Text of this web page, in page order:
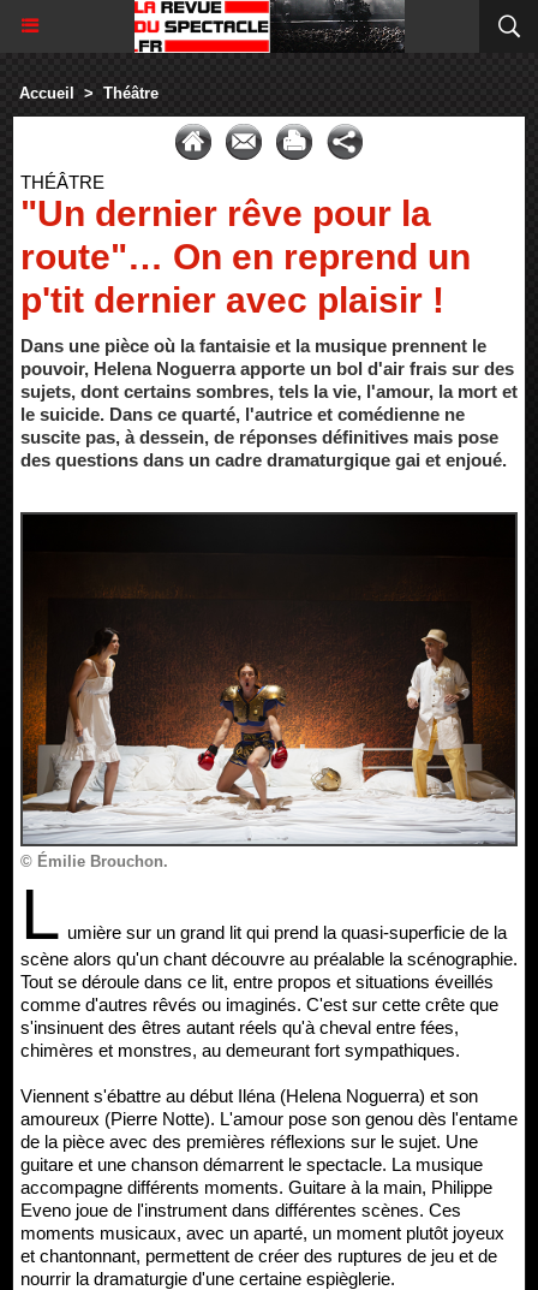
Accueil > Théâtre
THÉÂTRE
"Un dernier rêve pour la
route"… On en reprend un
p'tit dernier avec plaisir !
Dans une pièce où la fantaisie et la musique prennent le
pouvoir, Helena Noguerra apporte un bol d'air frais sur des
sujets, dont certains sombres, tels la vie, l'amour, la mort et
le suicide. Dans ce quarté, l'autrice et comédienne ne
suscite pas, à dessein, de réponses définitives mais pose
des questions dans un cadre dramaturgique gai et enjoué.
© Émilie Brouchon.
L umière sur un grand lit qui prend la quasi-superficie de la
scène alors qu'un chant découvre au préalable la scénographie.
Tout se déroule dans ce lit, entre propos et situations éveillés
comme d'autres rêvés ou imaginés. C'est sur cette crête que
s'insinuent des êtres autant réels qu'à cheval entre fées,
chimères et monstres, au demeurant fort sympathiques.
Viennent s'ébattre au début Iléna (Helena Noguerra) et son
amoureux (Pierre Notte). L'amour pose son genou dès l'entame
de la pièce avec des premières réflexions sur le sujet. Une
guitare et une chanson démarrent le spectacle. La musique
accompagne différents moments. Guitare à la main, Philippe
Eveno joue de l'instrument dans différentes scènes. Ces
moments musicaux, avec un aparté, un moment plutôt joyeux
et chantonnant, permettent de créer des ruptures de jeu et de
nourrir la dramaturgie d'une certaine espièglerie.